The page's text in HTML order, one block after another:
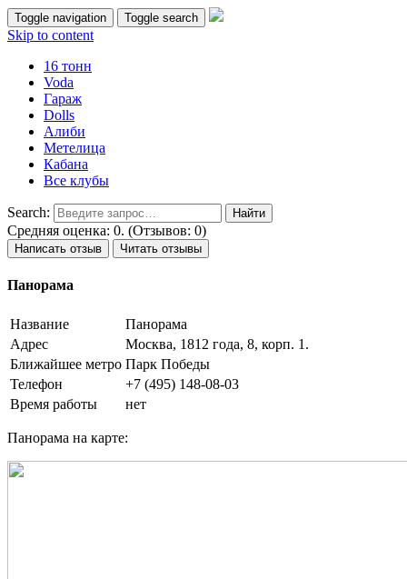
Toggle navigation Toggle search
Skip to content
16 тонн
Voda
Гараж
Dolls
Алиби
Метелица
Кабана
Все клубы
Search:
Средняя оценка: 0. (Отзывов: 0)
Написать отзыв Читать отзывы
Панорама
Название
Панорама
Адрес
Москва, 1812 года, 8, корп. 1.
Ближайшее метро Парк Победы
Телефон
+7 (495) 148-08-03
Время работы
нет
Панорама на карте: